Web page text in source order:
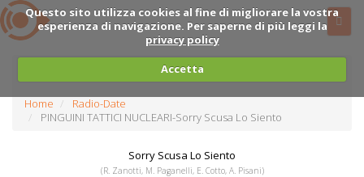
Questo sito utilizza cookies al fine di migliorare la vostra
esperienza di navigazione. Per saperne di più leggi la
privacy policy
Accetta
Home
Radio-Date
PINGUINI TATTICI NUCLEARI-Sorry Scusa Lo Siento
Sorry Scusa Lo Siento
(R. Zanotti, M. Paganelli, E. Cotto, A. Pisani)